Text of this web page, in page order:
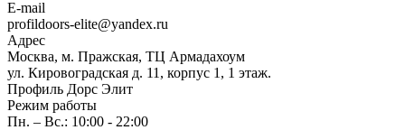
E-mail
profildoors-elite@yandex.ru
Адрес
Москва, м. Пражская, ТЦ Армадахоум
ул. Кировоградская д. 11, корпус 1, 1 этаж.
Профиль Дорс Элит
Режим работы
Пн. – Вс.: 10:00 - 22:00